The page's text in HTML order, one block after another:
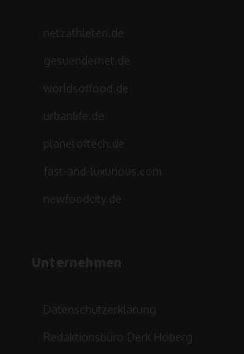
netzathleten.de
gesuendernet.de
worldsoffood.de
urbanlife.de
planetoftech.de
fast-and-luxurious.com
newfoodcity.de
Unternehmen
Datenschutzerklärung
Redaktionsbüro Derk Hoberg